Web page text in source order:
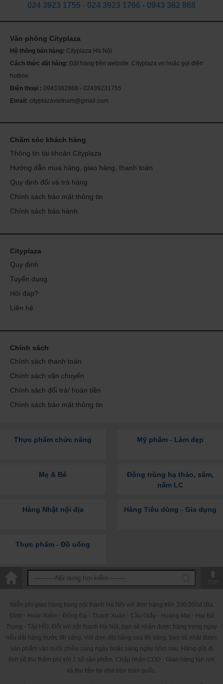
024 3923 1755 - 024 3923 1766 - 0943 382 868
Văn phòng Cityplaza
Hệ thống bán hàng: Cityplaza Hà Nội
Cách thức đặt hàng: Đặt hàng trên website: Cityplaza.vn hoăc gọi điện
hotline
Điện thoại : 0943382868 - 02439231755
Email: cityplazavietnam@gmail.com
Chăm sóc khách hàng
Thông tin tài khoản Cityplaza
Hướng dẫn mua hàng, giao hàng, thanh toán
Quy định đổi và trả hàng
Chính sách bảo mật thông tin
Chính sách bảo hành
Cityplaza
Quy định
Tuyển dụng
Hỏi đáp?
Liên hệ
Chính sách
Chính sách thanh toán
Chính sách vận chuyển
Chính sách đổi trả/ hoàn tiền
Chính sách bảo mật thông tin
Thực phẩm chức năng Mỹ phẩm - Làm đẹp
Mẹ & Bé
Đông trùng hạ thảo, sâm,
nấm LC
Hàng Nhật nội địa Hàng Tiêu dùng - Gia dụng
Thực phẩm - Đồ uống
Miễn phí giao hàng trong nội thành Hà Nội với đơn hàng trên 200.000đ (Ba
Đình - Hoàn Kiếm - Đống Đa - Thanh Xuân - Cầu Giấy - Hoàng Mai - Hai Bà
Trưng - Tây Hồ). Đối với nội thành Hà Nội, bạn sẽ nhận được hàng trong ngày
nếu đặt hàng trước 9h sáng. Với đơn đặt hàng sau 9h sáng, bạn sẽ nhật được
sản phẩm vào buổi chiều cùng ngày hoặc sáng ngày hôm sau. Hàng gửi đi
tỉnh sẽ thu thêm phí với 1 số sản phẩm. Chấp nhận COD - Giao hàng tận nơi
và thu tiền tại nhà trên toàn quốc.